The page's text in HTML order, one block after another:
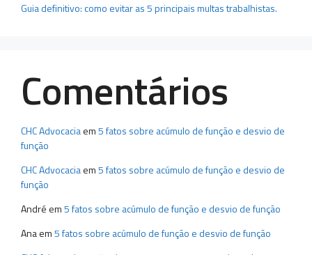
Guia definitivo: como evitar as 5 principais multas trabalhistas.
Comentários
CHC Advocaciaem5 fatos sobre acúmulo de função e desvio de
função
CHC Advocaciaem5 fatos sobre acúmulo de função e desvio de
função
André em5 fatos sobre acúmulo de função e desvio de função
Anaem5 fatos sobre acúmulo de função e desvio de função